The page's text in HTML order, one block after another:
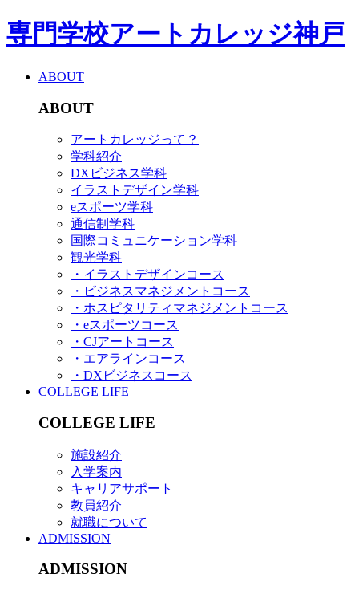
専門学校アートカレッジ神戸
ABOUT
ABOUT
アートカレッジって？
学科紹介
DXビジネス学科
イラストデザイン学科
eスポーツ学科
通信制学科
国際コミュニケーション学科
観光学科
・イラストデザインコース
・ビジネスマネジメントコース
・ホスピタリティマネジメントコース
・eスポーツコース
・CJアートコース
・エアラインコース
・DXビジネスコース
COLLEGE LIFE
COLLEGE LIFE
施設紹介
入学案内
キャリアサポート
教員紹介
就職について
ADMISSION
ADMISSION